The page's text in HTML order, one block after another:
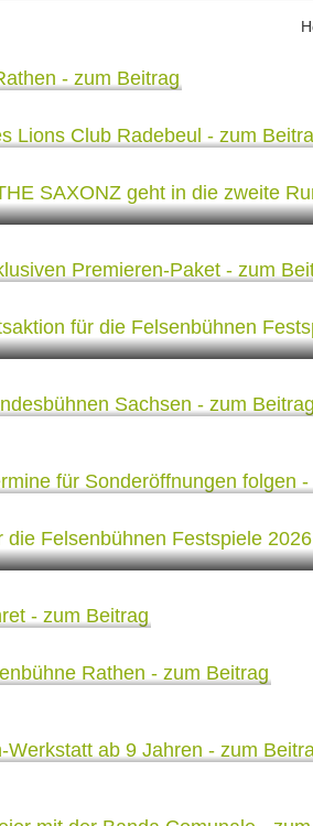
exklusiven
2026
Landesbühnen
Termine für
Felsenbühne
Werkstatt ab
mit der